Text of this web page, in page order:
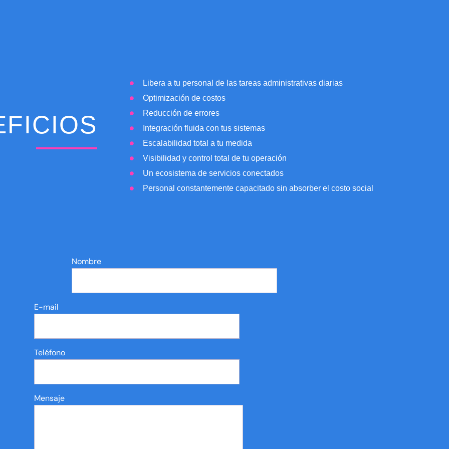
Libera a tu personal de las tareas administrativas diarias
Optimización de costos
Reducción de errores
Integración fluida con tus sistemas
Escalabilidad total a tu medida
Visibilidad y control total de tu operación
Un ecosistema de servicios conectados
Personal constantemente capacitado sin absorber el costo social
Nombre
E-mail
Teléfono
Mensaje